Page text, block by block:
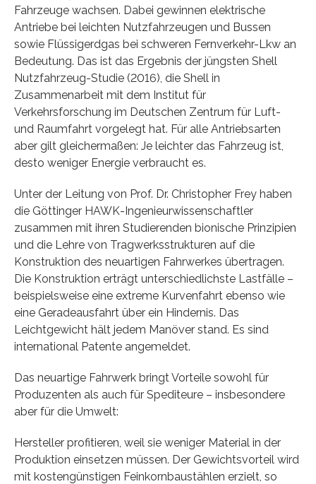
Fahrzeuge wachsen. Dabei gewinnen elektrische
Antriebe bei leichten Nutzfahrzeugen und Bussen
sowie Flüssigerdgas bei schweren Fernverkehr-Lkw an
Bedeutung. Das ist das Ergebnis der jüngsten Shell
Nutzfahrzeug-Studie (2016), die Shell in
Zusammenarbeit mit dem Institut für
Verkehrsforschung im Deutschen Zentrum für Luft-
und Raumfahrt vorgelegt hat. Für alle Antriebsarten
aber gilt gleichermaßen: Je leichter das Fahrzeug ist,
desto weniger Energie verbraucht es.
Unter der Leitung von Prof. Dr. Christopher Frey haben
die Göttinger HAWK-Ingenieurwissenschaftler
zusammen mit ihren Studierenden bionische Prinzipien
und die Lehre von Tragwerksstrukturen auf die
Konstruktion des neuartigen Fahrwerkes übertragen.
Die Konstruktion erträgt unterschiedlichste Lastfälle –
beispielsweise eine extreme Kurvenfahrt ebenso wie
eine Geradeausfahrt über ein Hindernis. Das
Leichtgewicht hält jedem Manöver stand. Es sind
international Patente angemeldet.
Das neuartige Fahrwerk bringt Vorteile sowohl für
Produzenten als auch für Spediteure – insbesondere
aber für die Umwelt:
Hersteller profitieren, weil sie weniger Material in der
Produktion einsetzen müssen. Der Gewichtsvorteil wird
mit kostengünstigen Feinkornbaustählen erzielt, so